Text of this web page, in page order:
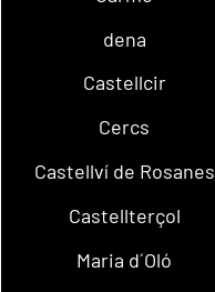
dena
Castellcir
Cercs
Castellví de Rosanes
Castellterçol
Maria d´Oló